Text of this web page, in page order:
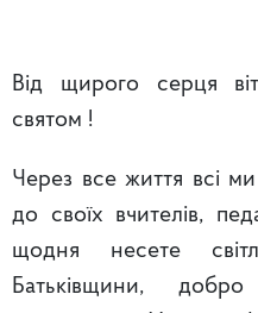
Від щирого серця
святом !
Через все життя всі
до своїх вчителів,
щодня несете
Батьківщини,